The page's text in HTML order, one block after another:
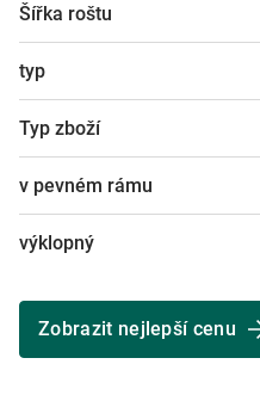
Šířka roštu
typ
Typ zboží
v pevném rámu
výklopný
Zobrazit nejlepší cenu